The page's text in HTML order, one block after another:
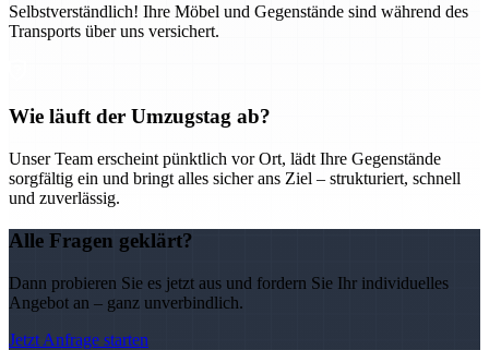
Selbstverständlich! Ihre Möbel und Gegenstände sind während des
Transports über uns versichert.
Wie läuft der Umzugstag ab?
Unser Team erscheint pünktlich vor Ort, lädt Ihre Gegenstände
sorgfältig ein und bringt alles sicher ans Ziel – strukturiert, schnell
und zuverlässig.
Alle Fragen geklärt?
Dann probieren Sie es jetzt aus und fordern Sie Ihr individuelles
Angebot an – ganz unverbindlich.
Jetzt Anfrage starten